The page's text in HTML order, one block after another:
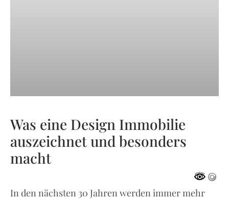
Was eine Design Immobilie
auszeichnet und besonders
macht
In den nächsten 30 Jahren werden immer mehr